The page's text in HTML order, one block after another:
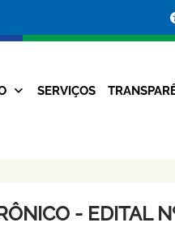
SERVIÇOS
- EDITAL